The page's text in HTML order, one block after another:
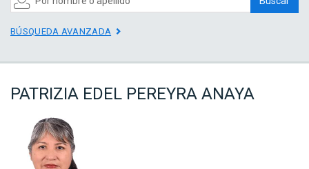
BÚSQUEDA AVANZADA
PATRIZIA EDEL PEREYRA ANAYA